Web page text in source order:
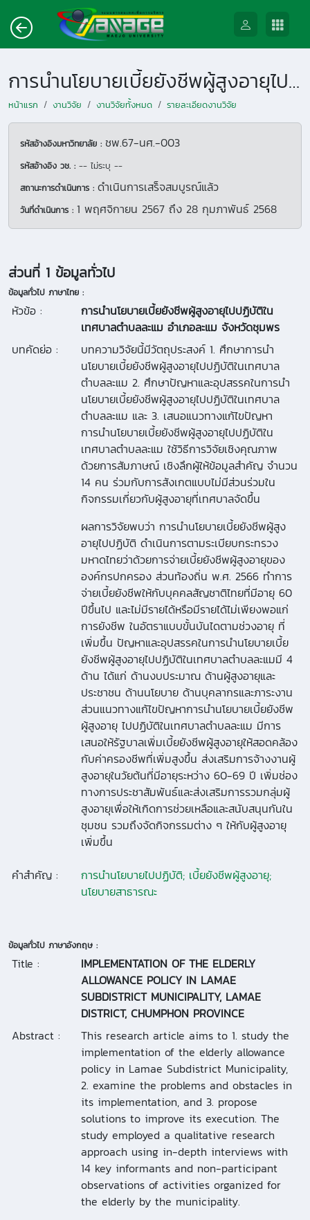
การนำนโยบายเบี้ยยังชีพผู้สูงอายุไปปฏิบัติในเทศบาลตำบลละแม อำเภอละแม จังหวัดชุมพร
หน้าแรก งานวิจัย งานวิจัยทั้งหมด รายละเอียดงานวิจัย
รหัสอ้างอิงมหาวิทยาลัย : ชพ.67-นศ.-003
รหัสอ้างอิง วช. : -- ไม่ระบุ --
สถานะการดำเนินการ : ดำเนินการเสร็จสมบูรณ์แล้ว
วันที่ดำเนินการ : 1 พฤศจิกายน 2567 ถึง 28 กุมภาพันธ์ 2568
ส่วนที่ 1 ข้อมูลทั่วไป
ข้อมูลทั่วไป ภาษาไทย :
หัวข้อ :
การนำนโยบายเบี้ยยังชีพผู้สูงอายุไปปฏิบัติใน
เทศบาลตำบลละแม อำเภอละแม จังหวัดชุมพร
บทคัดย่อ :
บทความวิจัยนี้มีวัตถุประสงค์ 1. ศึกษาการนำ
นโยบายเบี้ยยังชีพผู้สูงอายุไปปฏิบัติในเทศบาล
ตำบลละแม 2. ศึกษาปัญหาและอุปสรรคในการนำ
นโยบายเบี้ยยังชีพผู้สูงอายุไปปฏิบัติในเทศบาล
ตำบลละแม และ 3. เสนอแนวทางแก้ไขปัญหา
การนำนโยบายเบี้ยยังชีพผู้สูงอายุไปปฏิบัติใน
เทศบาลตำบลละแม ใช้วิธีการวิจัยเชิงคุณภาพ
ด้วยการสัมภาษณ์ เชิงลึกผู้ให้ข้อมูลสำคัญ จำนวน
14 คน ร่วมกับการสังเกตแบบไม่มีส่วนร่วมใน
กิจกรรมเกี่ยวกับผู้สูงอายุที่เทศบาลจัดขึ้น
ผลการวิจัยพบว่า การนำนโยบายเบี้ยยังชีพผู้สูง
อายุไปปฏิบัติ ดำเนินการตามระเบียบกระทรวง
มหาดไทยว่าด้วยการจ่ายเบี้ยยังชีพผู้สูงอายุของ
องค์กรปกครอง ส่วนท้องถิ่น พ.ศ. 2566 ทำการ
จ่ายเบี้ยยังชีพให้กับบุคคลสัญชาติไทยที่มีอายุ 60
ปีขึ้นไป และไม่มีรายได้หรือมีรายได้ไม่เพียงพอแก่
การยังชีพ ในอัตราแบบขั้นบันไดตามช่วงอายุ ที่
เพิ่มขึ้น ปัญหาและอุปสรรคในการนำนโยบายเบี้ย
ยังชีพผู้สูงอายุไปปฏิบัติในเทศบาลตำบลละแมมี 4
ด้าน ได้แก่ ด้านงบประมาณ ด้านผู้สูงอายุและ
ประชาชน ด้านนโยบาย ด้านบุคลากรและภาระงาน
ส่วนแนวทางแก้ไขปัญหาการนำนโยบายเบี้ยยังชีพ
ผู้สูงอายุ ไปปฏิบัติในเทศบาลตำบลละแม มีการ
เสนอให้รัฐบาลเพิ่มเบี้ยยังชีพผู้สูงอายุให้สอดคล้อง
กับค่าครองชีพที่เพิ่มสูงขึ้น ส่งเสริมการจ้างงานผู้
สูงอายุในวัยต้นที่มีอายุระหว่าง 60-69 ปี เพิ่มช่อง
ทางการประชาสัมพันธ์และส่งเสริมการรวมกลุ่มผู้
สูงอายุเพื่อให้เกิดการช่วยเหลือและสนับสนุนกันใน
ชุมชน รวมถึงจัดกิจกรรมต่าง ๆ ให้กับผู้สูงอายุ
เพิ่มขึ้น
คำสำคัญ :
การนำนโยบายไปปฏิบัติ; เบี้ยยังชีพผู้สูงอายุ;
นโยบายสาธารณะ
ข้อมูลทั่วไป ภาษาอังกฤษ :
Title :
IMPLEMENTATION OF THE ELDERLY
ALLOWANCE POLICY IN LAMAE
SUBDISTRICT MUNICIPALITY, LAMAE
DISTRICT, CHUMPHON PROVINCE
Abstract :
This research article aims to 1. study the
implementation of the elderly allowance
policy in Lamae Subdistrict Municipality,
2. examine the problems and obstacles in
its implementation, and 3. propose
solutions to improve its execution. The
study employed a qualitative research
approach using in-depth interviews with
14 key informants and non-participant
observations of activities organized for
the elderly by the municipality.